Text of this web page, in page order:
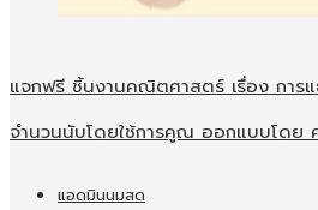
แจกฟรี ชิ้นงานคณิตศาสตร์ เรื่อง การ
จำนวนนับโดยใช้การคูณ ออกแบบโดย
แอดมินนมสด